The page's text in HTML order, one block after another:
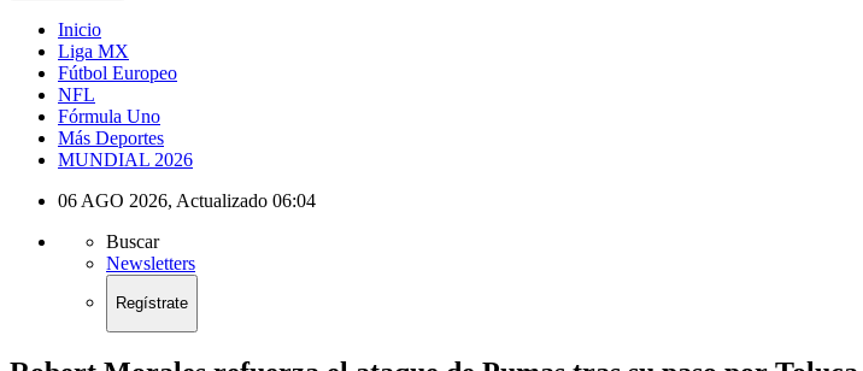
Inicio
Liga MX
Fútbol Europeo
NFL
Fórmula Uno
Más Deportes
MUNDIAL 2026
06 AGO 2026, Actualizado 06:04
Buscar
Newsletters
Regístrate